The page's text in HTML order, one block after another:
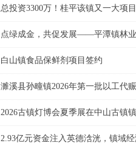
总投资3300万！桂平该镇又一大项目
点绿成金，共促发展——平潭镇林
白山镇食品保鲜剂项目签约
濉溪县孙疃镇2026年第一批以工代
2026古镇灯博会夏季展在中山古镇
2.93亿元资金注入英德浛洸，镇域